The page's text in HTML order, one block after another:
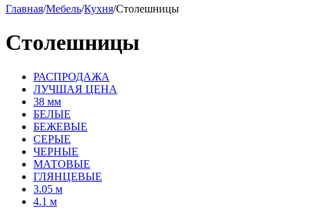
Главная/Мебель/Кухня/Столешницы
Столешницы
РАСПРОДАЖА
ЛУЧШАЯ ЦЕНА
38 мм
БЕЛЫЕ
БЕЖЕВЫЕ
СЕРЫЕ
ЧЕРНЫЕ
МАТОВЫЕ
ГЛЯНЦЕВЫЕ
3.05 м
4.1 м